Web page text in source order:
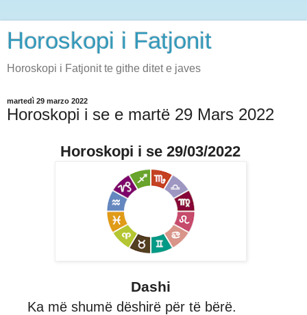
Horoskopi i Fatjonit
Horoskopi i Fatjonit te githe ditet e javes
martedì 29 marzo 2022
Horoskopi i se e martë 29 Mars 2022
Horoskopi i se 29/03/2022
Dashi
Ka më shumë dëshirë për të bërë.